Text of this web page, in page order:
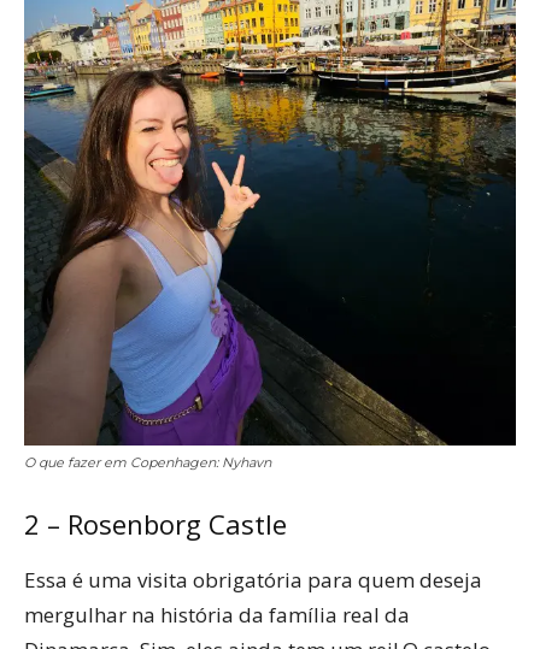
O que fazer em Copenhagen: Nyhavn
2 – Rosenborg Castle
Essa é uma visita obrigatória para quem deseja
mergulhar na história da família real da